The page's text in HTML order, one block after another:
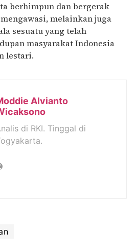
berhimpun dan bergerak
melainkan juga
sesuatu yang telah
masyarakat Indonesia
lestari.
Alvianto
di RKI. Tinggal di